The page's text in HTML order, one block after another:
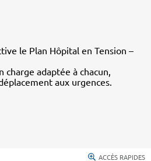
le Plan Hôpital en Tension –
charge adaptée à chacun,
aux urgences.
ACCÈS RAPIDES